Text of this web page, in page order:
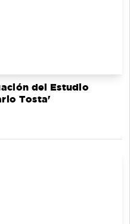
del Estudio
Tosta'